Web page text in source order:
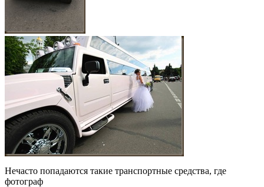
Нечасто попадаются такие транспортные средства, где
фотограф